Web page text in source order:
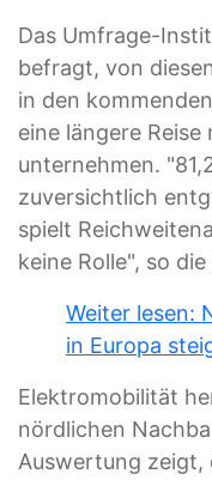
Das Umfrage-
befragt, von
in den
eine längere
unternehmen.
zuversichtlich
spielt
keine Rolle", so
Weiter lesen:
in Europa
Elektromobilität
nördlichen
Auswertung zeigt,